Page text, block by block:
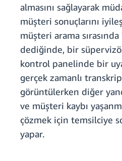
almasını sağlayarak
müşteri sonuçlarını
müşteri arama
dediğinde, bir
kontrol panelinde bir
gerçek zamanlı
görüntülerken diğer
ve müşteri kaybı
çözmek için temsilciye
yapar.